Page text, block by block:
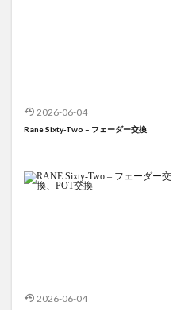
2026-06-04
Rane Sixty-Two – フェーダー交換
2026-06-04